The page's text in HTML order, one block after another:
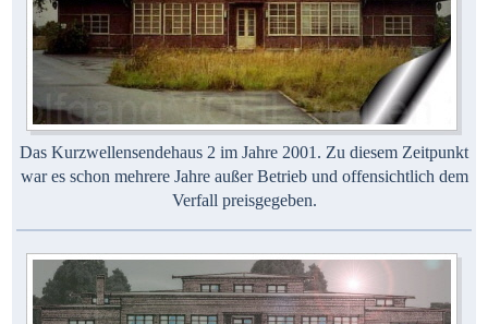
Das Kurzwellensendehaus 2 im Jahre 2001. Zu diesem Zeitpunkt
war es schon mehrere Jahre außer Betrieb und offensichtlich dem
Verfall preisgegeben.